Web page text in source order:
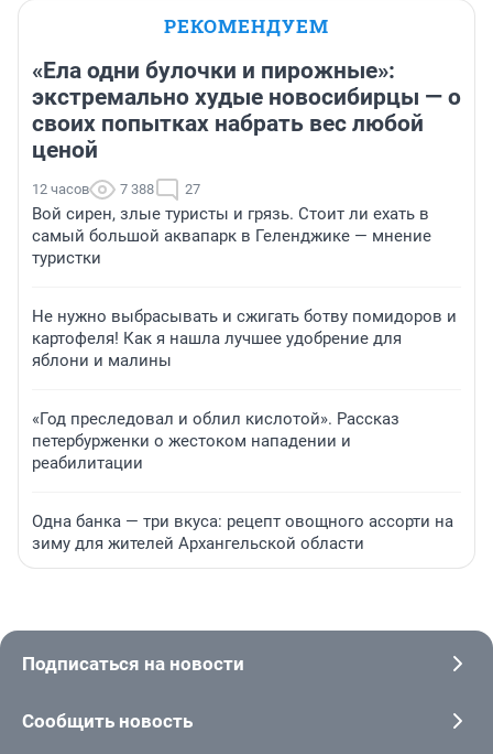
РЕКОМЕНДУЕМ
«Ела одни булочки и пирожные»:
экстремально худые новосибирцы — о
своих попытках набрать вес любой
ценой
12 часов 7 388 27
Вой сирен, злые туристы и грязь. Стоит ли ехать в
самый большой аквапарк в Геленджике — мнение
туристки
Не нужно выбрасывать и сжигать ботву помидоров и
картофеля! Как я нашла лучшее удобрение для
яблони и малины
«Год преследовал и облил кислотой». Рассказ
петербурженки о жестоком нападении и
реабилитации
Одна банка — три вкуса: рецепт овощного ассорти на
зиму для жителей Архангельской области
Подписаться на новости
Сообщить новость